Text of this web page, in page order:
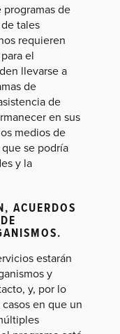
de
tales
requieren
el
llevarse a
de
de
en sus
medios de
se podría
y la
ACUERDOS
estarán
y
y, por lo
en que un